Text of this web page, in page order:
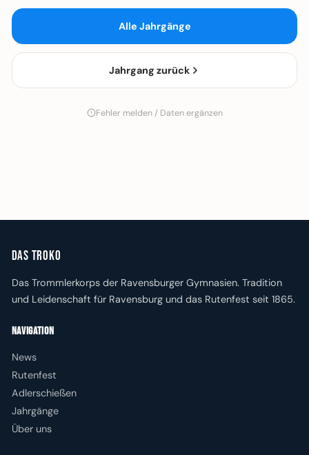
Alle Jahrgänge
Jahrgang zurück
Fehler melden / Daten ergänzen
Das Troko
Das Trommlerkorps der Ravensburger Gymnasien. Tradition
und Leidenschaft für Ravensburg und das Rutenfest seit 1865.
Navigation
News
Rutenfest
Adlerschießen
Jahrgänge
Über uns